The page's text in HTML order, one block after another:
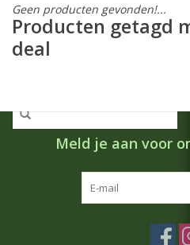
Grondstoffen & Presentatie
Geen producten gevonden!...
Producten getagd
deal
Meld je aan voor